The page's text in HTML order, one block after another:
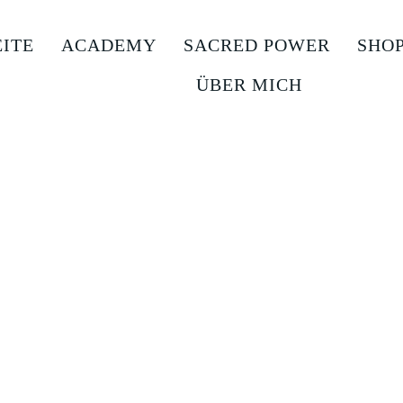
ACADEMY SACRED POWER
ÜBER MICH